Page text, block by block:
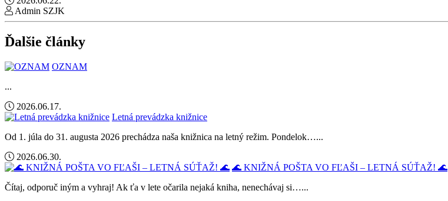
Admin SZJK
Ďalšie články
OZNAM
...
2026.06.17.
Letná prevádzka knižnice
Od 1. júla do 31. augusta 2026 prechádza naša knižnica na letný režim. Pondelok…...
2026.06.30.
🌊 KNIŽNÁ POŠTA VO FĽAŠI – LETNÁ SÚŤAŽ! 🌊
Čítaj, odporuč iným a vyhraj! Ak ťa v lete očarila nejaká kniha, nenechávaj si…...